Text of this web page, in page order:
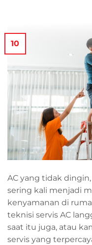
10
AC yang tidak
sering kali menjadi
kenyamanan di
teknisi servis AC
saat itu juga, atau
servis yang